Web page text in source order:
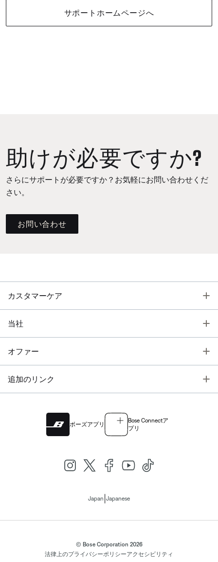
サポートホームページへ
助けが必要ですか?
さらにサポートが必要ですか？お気軽にお問い合わせくだ
さい。
お問い合わせ
カスタマーケア
当社
オファー
追加のリンク
ボーズアプリ
Bose Connectア
プリ
Japan Japanese
© Bose Corporation 2026
法律上のプライバシーポリシーアクセシビリティ